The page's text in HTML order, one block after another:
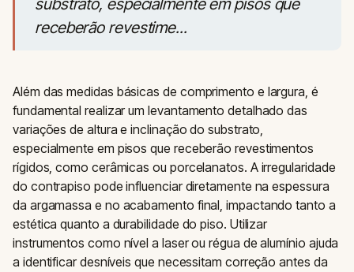
substrato, especialmente em pisos que
receberão revestime...
Além das medidas básicas de comprimento e largura, é
fundamental realizar um levantamento detalhado das
variações de altura e inclinação do substrato,
especialmente em pisos que receberão revestimentos
rígidos, como cerâmicas ou porcelanatos. A irregularidade
do contrapiso pode influenciar diretamente na espessura
da argamassa e no acabamento final, impactando tanto a
estética quanto a durabilidade do piso. Utilizar
instrumentos como nível a laser ou régua de alumínio ajuda
a identificar desníveis que necessitam correção antes da